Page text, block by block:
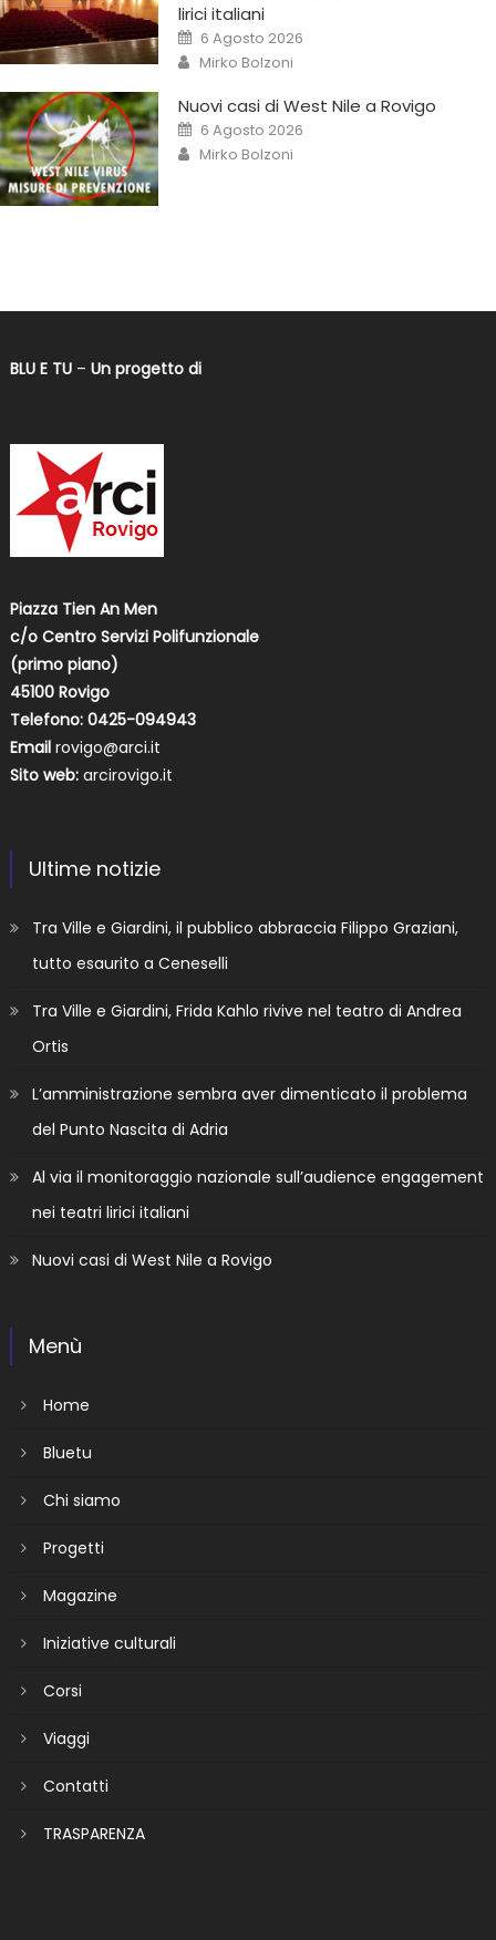
lirici italiani
6 Agosto 2026
Mirko Bolzoni
Nuovi casi di West Nile a Rovigo
6 Agosto 2026
Mirko Bolzoni
BLU E TU– Un progetto di
Piazza Tien An Men
c/o Centro Servizi Polifunzionale
(primo piano)
45100 Rovigo
Telefono: 0425-094943
Email rovigo@arci.it
Sito web: arcirovigo.it
Ultime notizie
Tra Ville e Giardini, il pubblico abbraccia Filippo Graziani,
tutto esaurito a Ceneselli
Tra Ville e Giardini, Frida Kahlo rivive nel teatro di Andrea
Ortis
L’amministrazione sembra aver dimenticato il problema
del Punto Nascita di Adria
Al via il monitoraggio nazionale sull’audience engagement
nei teatri lirici italiani
Nuovi casi di West Nile a Rovigo
Menù
Home
Bluetu
Chi siamo
Progetti
Magazine
Iniziative culturali
Corsi
Viaggi
Contatti
TRASPARENZA